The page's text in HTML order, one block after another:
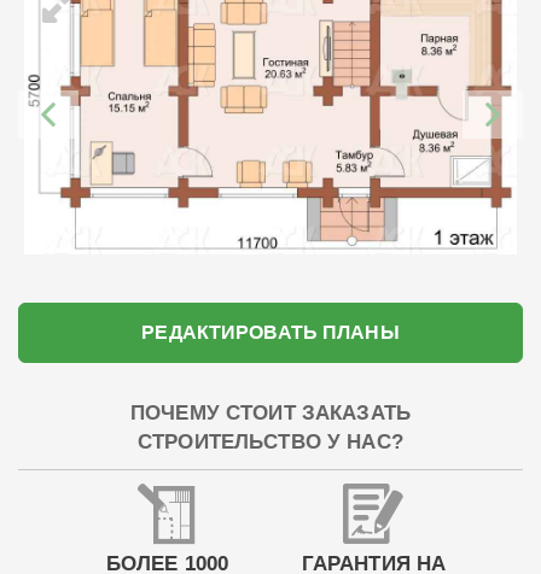
РЕДАКТИРОВАТЬ ПЛАНЫ
ПОЧЕМУ СТОИТ ЗАКАЗАТЬ
СТРОИТЕЛЬСТВО У НАС?
БОЛЕЕ 1000
ГАРАНТИЯ НА